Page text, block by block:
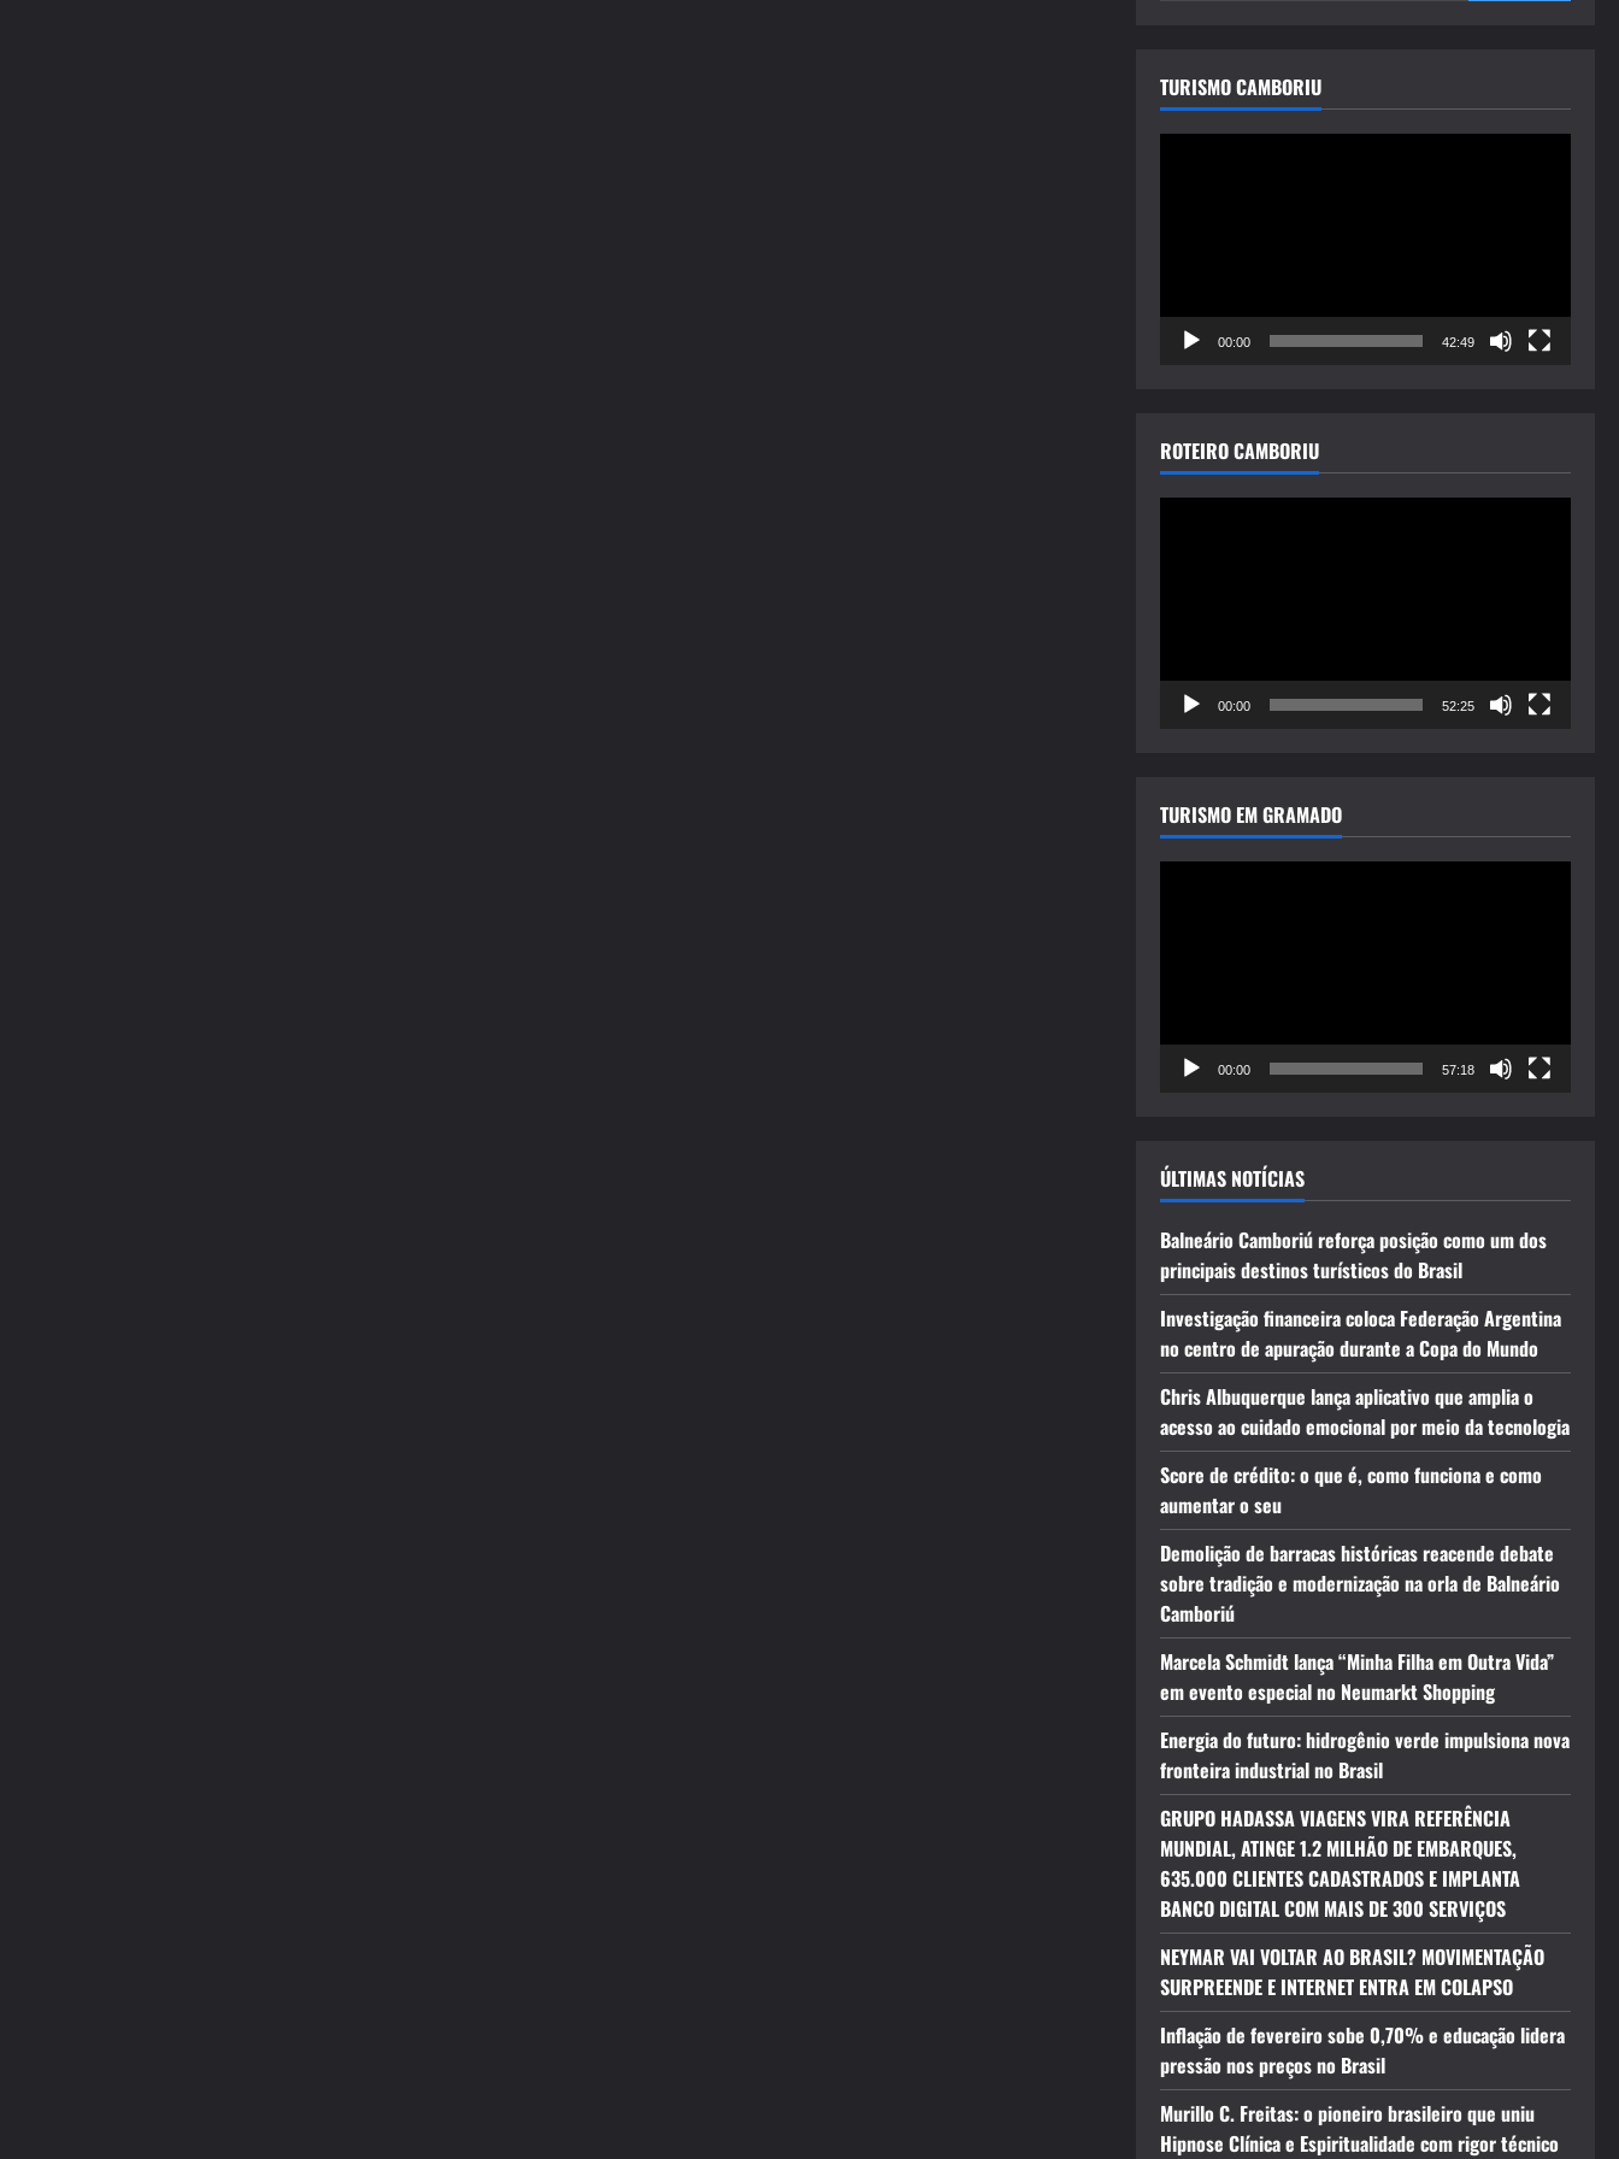
TURISMO CAMBORIU
00:00 42:49
ROTEIRO CAMBORIU
00:00 52:25
TURISMO EM GRAMADO
00:00 57:18
ÚLTIMAS NOTÍCIAS
Balneário Camboriú reforça posição como um dos
principais destinos turísticos do Brasil
Investigação financeira coloca Federação Argentina
no centro de apuração durante a Copa do Mundo
Chris Albuquerque lança aplicativo que amplia o
acesso ao cuidado emocional por meio da tecnologia
Score de crédito: o que é, como funciona e como
aumentar o seu
Demolição de barracas históricas reacende debate
sobre tradição e modernização na orla de Balneário
Camboriú
Marcela Schmidt lança “Minha Filha em Outra Vida”
em evento especial no Neumarkt Shopping
Energia do futuro: hidrogênio verde impulsiona nova
fronteira industrial no Brasil
GRUPO HADASSA VIAGENS VIRA REFERÊNCIA
MUNDIAL, ATINGE 1.2 MILHÃO DE EMBARQUES,
635.000 CLIENTES CADASTRADOS E IMPLANTA
BANCO DIGITAL COM MAIS DE 300 SERVIÇOS
NEYMAR VAI VOLTAR AO BRASIL? MOVIMENTAÇÃO
SURPREENDE E INTERNET ENTRA EM COLAPSO
Inflação de fevereiro sobe 0,70% e educação lidera
pressão nos preços no Brasil
Murillo C. Freitas: o pioneiro brasileiro que uniu
Hipnose Clínica e Espiritualidade com rigor técnico